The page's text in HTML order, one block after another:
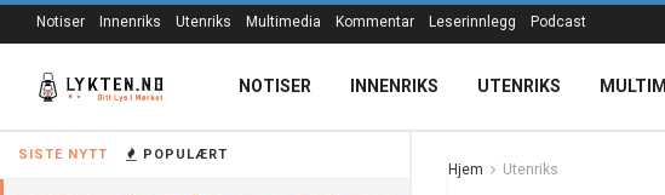
SISTE NYTT POPULÆRT
Notiser Innenriks Utenriks Multimedia Kommentar Leserinnlegg Podcast
NOTISER INNENRIKS UTENRIKS
Hjem Utenriks